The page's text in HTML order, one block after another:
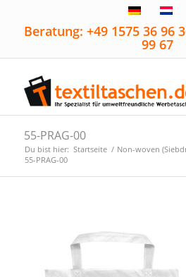
Beratung: +49 1575 36 96
99 67
55-PRAG-00
Du bist hier: Startseite / Non-woven
55-PRAG-00